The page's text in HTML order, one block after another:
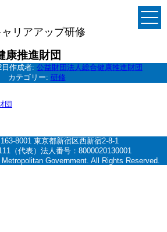
リアアップ研修
康推進財団
作成者: 公益財団法人総合健康推進財団
カテゴリー: 研修
団
8001 東京都新宿区西新宿2-8-1
（代表）法人番号：8000020130001
Government. All Rights Reserved.